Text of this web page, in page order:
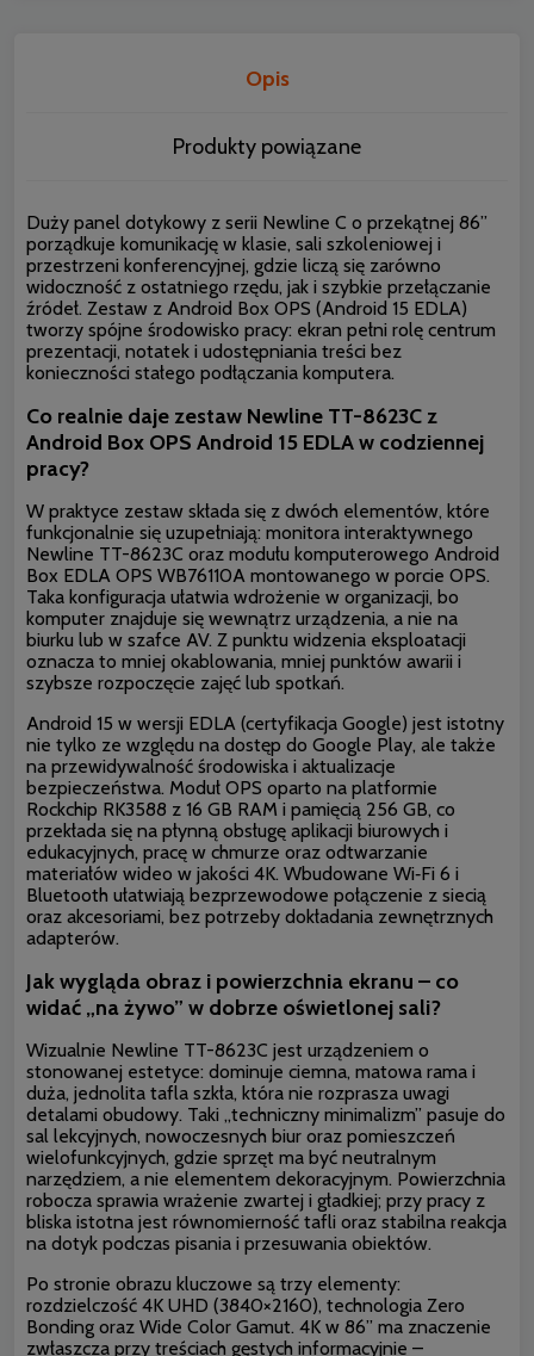
Opis
Produkty powiązane
Duży panel dotykowy z serii Newline C o przekątnej 86”
porządkuje komunikację w klasie, sali szkoleniowej i
przestrzeni konferencyjnej, gdzie liczą się zarówno
widoczność z ostatniego rzędu, jak i szybkie przełączanie
źródeł. Zestaw z Android Box OPS (Android 15 EDLA)
tworzy spójne środowisko pracy: ekran pełni rolę centrum
prezentacji, notatek i udostępniania treści bez
konieczności stałego podłączania komputera.
Co realnie daje zestaw Newline TT-8623C z
Android Box OPS Android 15 EDLA w codziennej
pracy?
W praktyce zestaw składa się z dwóch elementów, które
funkcjonalnie się uzupełniają: monitora interaktywnego
Newline TT-8623C oraz modułu komputerowego Android
Box EDLA OPS WB76110A montowanego w porcie OPS.
Taka konfiguracja ułatwia wdrożenie w organizacji, bo
komputer znajduje się wewnątrz urządzenia, a nie na
biurku lub w szafce AV. Z punktu widzenia eksploatacji
oznacza to mniej okablowania, mniej punktów awarii i
szybsze rozpoczęcie zajęć lub spotkań.
Android 15 w wersji EDLA (certyfikacja Google) jest istotny
nie tylko ze względu na dostęp do Google Play, ale także
na przewidywalność środowiska i aktualizacje
bezpieczeństwa. Moduł OPS oparto na platformie
Rockchip RK3588 z 16 GB RAM i pamięcią 256 GB, co
przekłada się na płynną obsługę aplikacji biurowych i
edukacyjnych, pracę w chmurze oraz odtwarzanie
materiałów wideo w jakości 4K. Wbudowane Wi‑Fi 6 i
Bluetooth ułatwiają bezprzewodowe połączenie z siecią
oraz akcesoriami, bez potrzeby dokładania zewnętrznych
adapterów.
Jak wygląda obraz i powierzchnia ekranu – co
widać „na żywo” w dobrze oświetlonej sali?
Wizualnie Newline TT-8623C jest urządzeniem o
stonowanej estetyce: dominuje ciemna, matowa rama i
duża, jednolita tafla szkła, która nie rozprasza uwagi
detalami obudowy. Taki „techniczny minimalizm” pasuje do
sal lekcyjnych, nowoczesnych biur oraz pomieszczeń
wielofunkcyjnych, gdzie sprzęt ma być neutralnym
narzędziem, a nie elementem dekoracyjnym. Powierzchnia
robocza sprawia wrażenie zwartej i gładkiej; przy pracy z
bliska istotna jest równomierność tafli oraz stabilna reakcja
na dotyk podczas pisania i przesuwania obiektów.
Po stronie obrazu kluczowe są trzy elementy:
rozdzielczość 4K UHD (3840×2160), technologia Zero
Bonding oraz Wide Color Gamut. 4K w 86” ma znaczenie
zwłaszcza przy treściach gęstych informacyjnie –